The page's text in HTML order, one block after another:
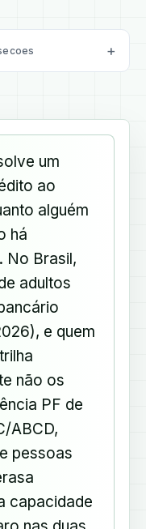
um
ao
alguém
há
No Brasil,
adultos
e quem
não os
PF de
ABCD,
pessoas
capacidade